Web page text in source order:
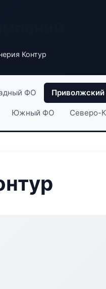
Контур
ФО
Южный ФО Северо-